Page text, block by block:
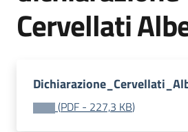
Cervellati
(PDF - 227,3 KB)